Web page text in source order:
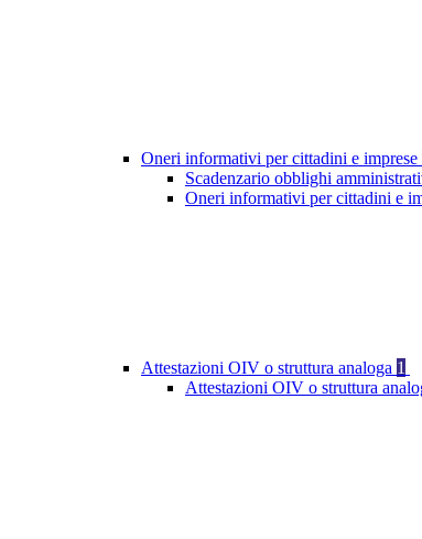
Oneri informativi per cittadini e imprese
Scadenzario obblighi
Oneri informativi per cittadini e
Attestazioni OIV o struttura analoga 1
Attestazioni OIV o struttura